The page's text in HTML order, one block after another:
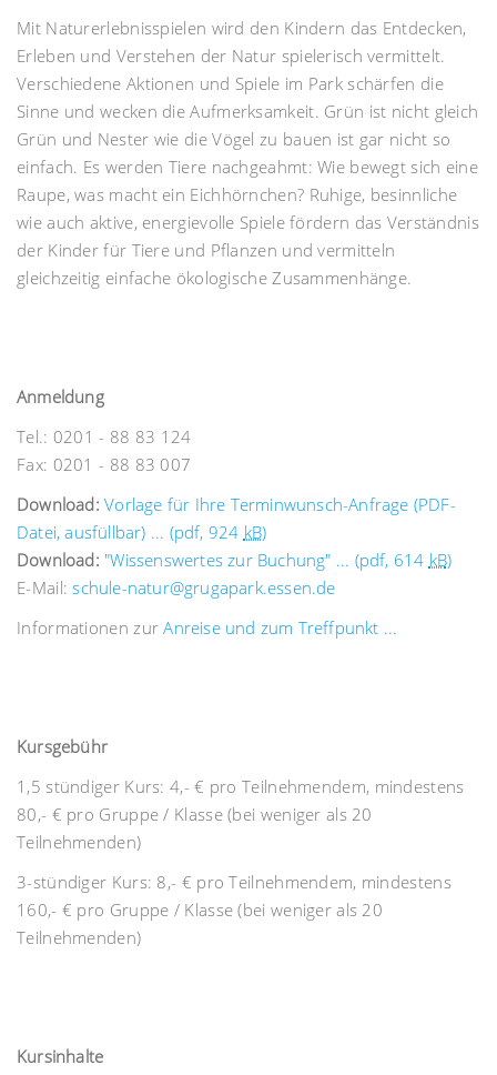
Mit Naturerlebnisspielen wird den Kindern das Entdecken,
Erleben und Verstehen der Natur spielerisch vermittelt.
Verschiedene Aktionen und Spiele im Park schärfen die
Sinne und wecken die Aufmerksamkeit. Grün ist nicht gleich
Grün und Nester wie die Vögel zu bauen ist gar nicht so
einfach. Es werden Tiere nachgeahmt: Wie bewegt sich eine
Raupe, was macht ein Eichhörnchen? Ruhige, besinnliche
wie auch aktive, energievolle Spiele fördern das Verständnis
der Kinder für Tiere und Pflanzen und vermitteln
gleichzeitig einfache ökologische Zusammenhänge.
Anmeldung
Tel.: 0201 - 88 83 124
Fax: 0201 - 88 83 007
Download: Vorlage für Ihre Terminwunsch-Anfrage (PDF-
Datei, ausfüllbar) ... (pdf, 924 kB)
Download: "Wissenswertes zur Buchung" ... (pdf, 614 kB)
E-Mail:schule-natur@grugapark.essen.de
Informationen zurAnreise und zum Treffpunkt ...
Kursgebühr
1,5 stündiger Kurs: 4,- € pro Teilnehmendem, mindestens
80,- € pro Gruppe / Klasse (bei weniger als 20
Teilnehmenden)
3-stündiger Kurs: 8,- € pro Teilnehmendem, mindestens
160,- € pro Gruppe / Klasse (bei weniger als 20
Teilnehmenden)
Kursinhalte